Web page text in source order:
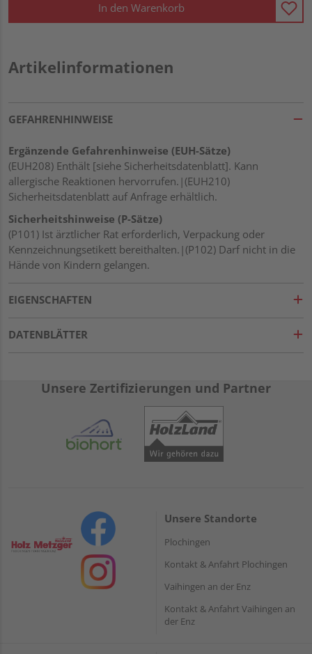
In den Warenkorb
Artikelinformationen
GEFAHRENHINWEISE
Ergänzende Gefahrenhinweise (EUH-Sätze)
(EUH208) Enthält [siehe Sicherheitsdatenblatt]. Kann
allergische Reaktionen hervorrufen.|(EUH210)
Sicherheitsdatenblatt auf Anfrage erhältlich.
Sicherheitshinweise (P-Sätze)
(P101) Ist ärztlicher Rat erforderlich, Verpackung oder
Kennzeichnungsetikett bereithalten.|(P102) Darf nicht in die
Hände von Kindern gelangen.
EIGENSCHAFTEN
DATENBLÄTTER
Unsere Zertifizierungen und Partner
Unsere Standorte
Plochingen
Kontakt & Anfahrt Plochingen
Vaihingen an der Enz
Kontakt & Anfahrt Vaihingen an
der Enz